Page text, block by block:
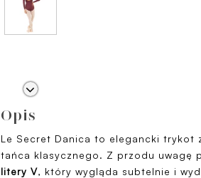
Opis
Le Secret Danica to elegancki trykot
tańca klasycznego. Z przodu uwagę
litery V, który wygląda subtelnie i